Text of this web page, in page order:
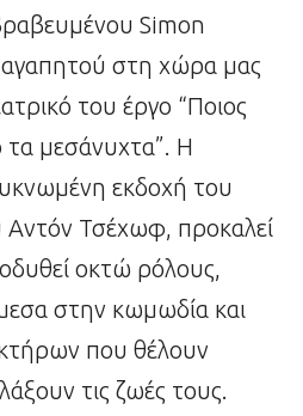
Simon
αγαπητού στη χώρα μας
του έργο “Ποιος
μεσάνυχτα”. Η
εκδοχή του
Τσέχωφ, προκαλεί
οκτώ ρόλους,
στην κωμωδία και
που θέλουν
τις ζωές τους.